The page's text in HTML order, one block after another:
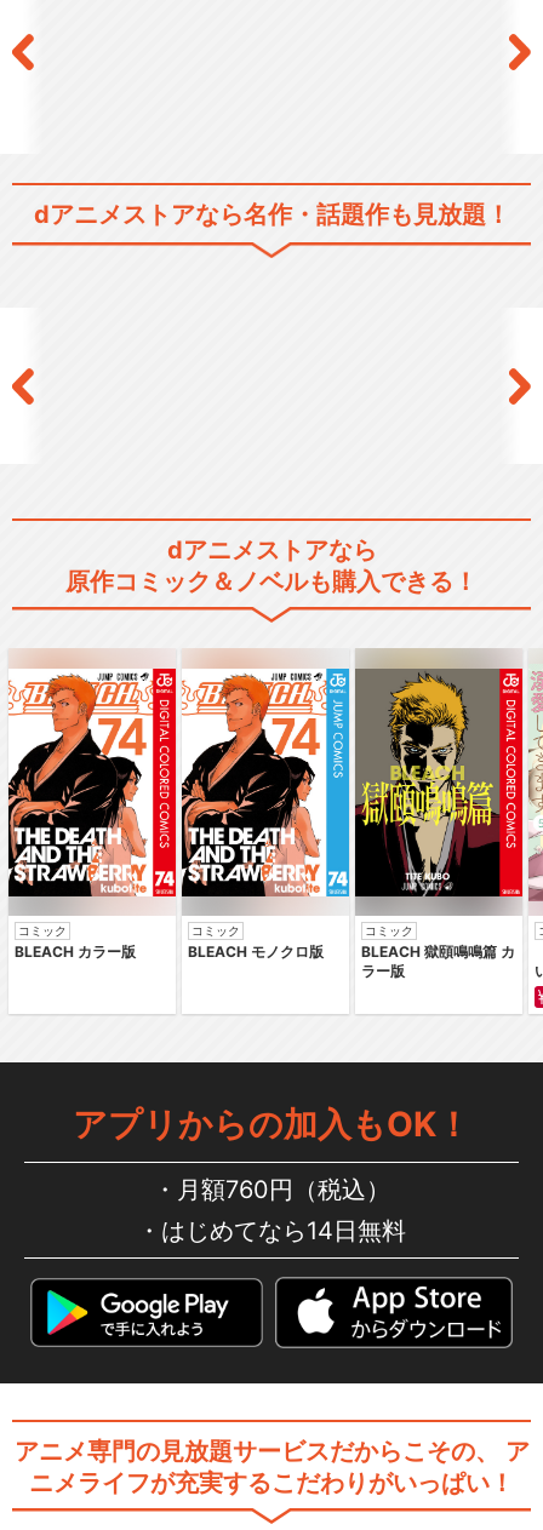
dアニメストアなら名作・話題作も見放題！
dアニメストアなら
原作コミック＆ノベルも購入できる！
コミック
BLEACH カラー版
コミック
BLEACH モノクロ版
コミック
BLEACH 獄頤鳴鳴篇 カ
ラー版
アプリからの加入もOK！
月額760円（税込）
はじめてなら14日無料
アニメ専門の見放題サービスだからこその、
ア
ニメライフが充実するこだわりがいっぱい！